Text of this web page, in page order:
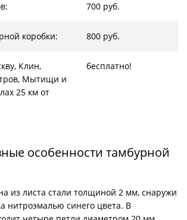
700 руб.
коробки: 800 руб.
Клин,
Мытищи и
25 км от
бесплатно!
особенности тамбурной
из листа стали толщиной 2 мм, снаружи
нитроэмалью синего цвета. В